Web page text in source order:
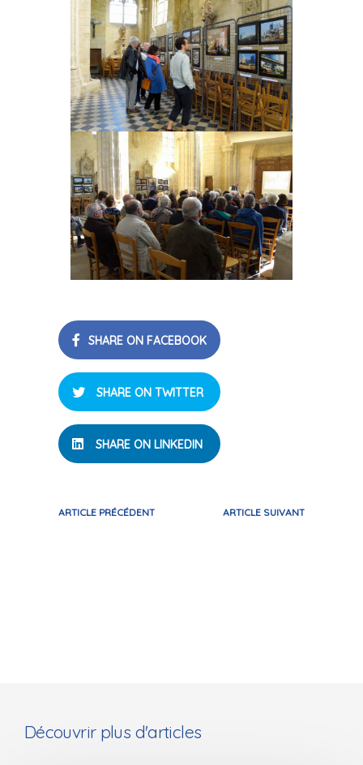
SHARE ON FACEBOOK
SHARE ON TWITTER
SHARE ON LINKEDIN
ARTICLE PRÉCÉDENT ARTICLE SUIVANT
Découvrir plus d'articles